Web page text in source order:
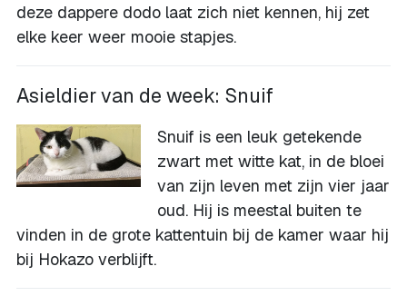
deze dappere dodo laat zich niet kennen, hij zet
elke keer weer mooie stapjes.
Asieldier van de week: Snuif
Snuif is een leuk getekende
zwart met witte kat, in de bloei
van zijn leven met zijn vier jaar
oud. Hij is meestal buiten te
vinden in de grote kattentuin bij de kamer waar hij
bij Hokazo verblijft.